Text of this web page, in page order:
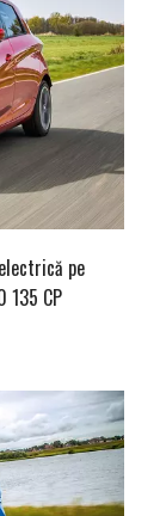
pe
135 CP